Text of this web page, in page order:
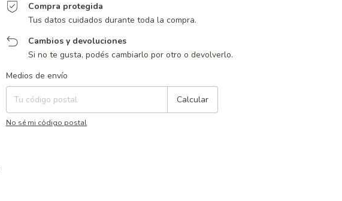
Compra protegida
Tus datos cuidados durante toda la compra.
Cambios y devoluciones
Si no te gusta, podés cambiarlo por otro o devolverlo.
Entregas para el CP:
Medios de envío
Calcular
No sé mi código postal